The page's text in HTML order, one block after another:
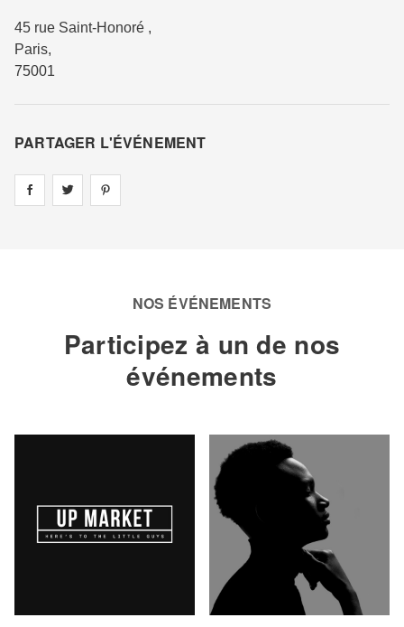
45 rue Saint-Honoré ,
Paris,
75001
PARTAGER L'ÉVÉNEMENT
Share on facebook
Share on
NOS ÉVÉNEMENTS
Participez à un de nos
événements